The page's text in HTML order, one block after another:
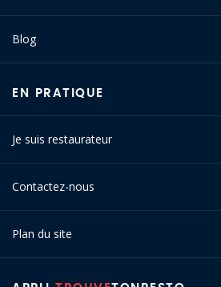
Blog
EN PRATIQUE
Je suis restaurateur
Contactez-nous
Plan du site